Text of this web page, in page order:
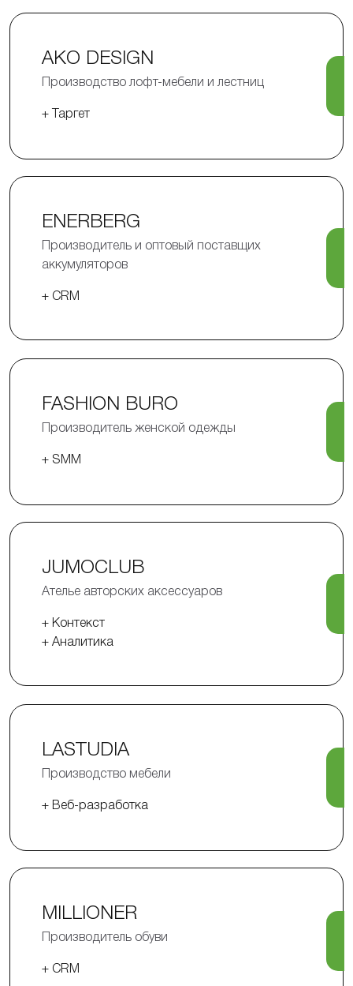
AKO DESIGN
Производство лофт-мебели и лестниц
+ Таргет
ENERBERG
Производитель и оптовый поставщих
аккумуляторов
+ CRM
FASHION BURO
Производитель женской одежды
+ SMM
JUMOCLUB
Ателье авторских аксессуаров
+ Контекст
+ Аналитика
LASTUDIA
Производство мебели
+ Веб-разработка
MILLIONER
Производитель обуви
+ CRM